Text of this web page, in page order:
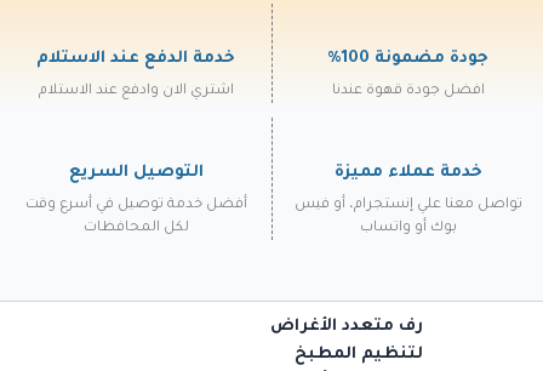
جودة مضمونة 100%
افضل جودة قهوة عندنا
خدمة الدفع عند الاستلام
اشتري الان وادفع عند الاستلام
خدمة عملاء مميزة
تواصل معنا علي إنستجرام، أو فيس
بوك أو واتساب
التوصيل السريع
أفضل خدمة توصيل في أسرع وقت
لكل المحافظات
رف متعدد الأغراض
لتنظيم المطبخ